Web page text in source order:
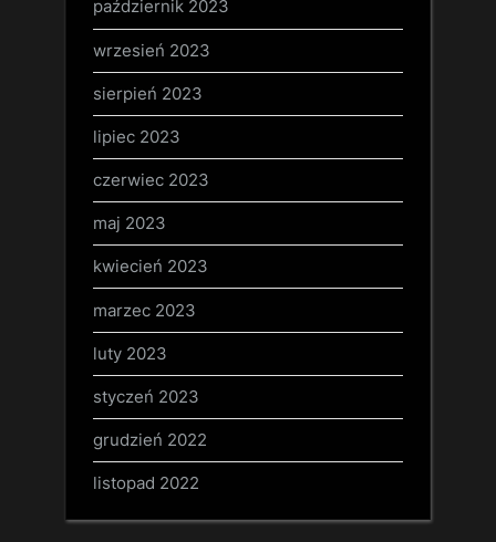
październik 2023
wrzesień 2023
sierpień 2023
lipiec 2023
czerwiec 2023
maj 2023
kwiecień 2023
marzec 2023
luty 2023
styczeń 2023
grudzień 2022
listopad 2022